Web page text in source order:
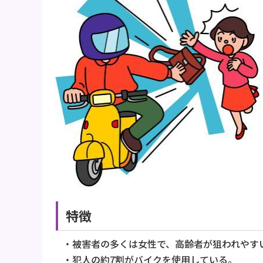
特徴
・被害者の多くは女性で、高齢者が狙われやす
・犯人の約7割がバイクを使用している。